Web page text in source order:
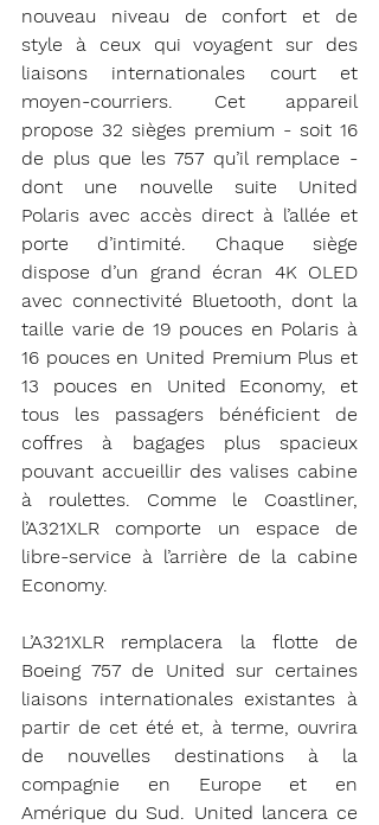
nouveau niveau de confort et de
style à ceux qui voyagent sur des
liaisons internationales court et
moyen-courriers. Cet appareil
propose 32 sièges premium - soit 16
de plus que les 757 qu’il remplace -
dont une nouvelle suite United
Polaris avec accès direct à l’allée et
porte d’intimité. Chaque siège
dispose d’un grand écran 4K OLED
avec connectivité Bluetooth, dont la
taille varie de 19 pouces en Polaris à
16 pouces en United Premium Plus et
13 pouces en United Economy, et
tous les passagers bénéficient de
coffres à bagages plus spacieux
pouvant accueillir des valises cabine
à roulettes. Comme le Coastliner,
l’A321XLR comporte un espace de
libre-service à l’arrière de la cabine
Economy.
L’A321XLR remplacera la flotte de
Boeing 757 de United sur certaines
liaisons internationales existantes à
partir de cet été et, à terme, ouvrira
de nouvelles destinations à la
compagnie en Europe et en
Amérique du Sud. United lancera ce